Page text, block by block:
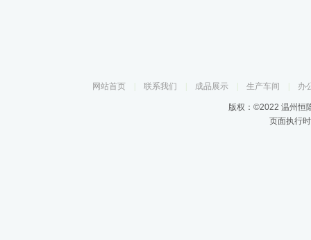
网站首页 联系我们 成品展示 生产车间 办
版权：©2022 温州恒
页面执行